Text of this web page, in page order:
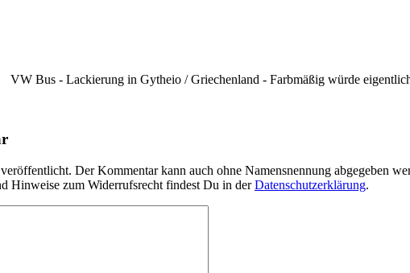
VW Bus - Lackierung in Gytheio / Griechenland - Farbmäßig würde
Der Kommentar kann auch ohne Namensnennung abgegeben
Hinweise zum Widerrufsrecht findest Du in derDatenschutzerklärung.